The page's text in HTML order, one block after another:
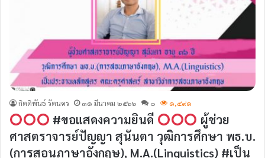
กิตติพันธ์ รัตนคร ๓๑ มีนาคม ๒๕๖๖ ๐ ๑,๕๙๑
#ขอแสดงความยินดี
ผู้ช่วย
ศาสตราจารย์ปัญญา สุนันตา วุฒิการศึกษา พธ.บ.
(การสอนภาษาอังกฤษ), M.A.(Linguistics) #เป็น